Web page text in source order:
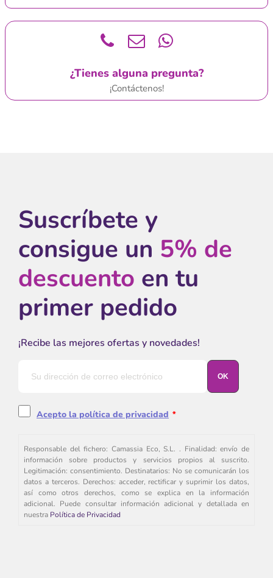
¿Tienes alguna pregunta?
¡Contáctenos!
Suscríbete y
consigue un 5% de
descuento en tu
primer pedido
¡Recibe las mejores ofertas y novedades!
Acepto la política de privacidad *
Responsable del fichero: Camassia Eco, S.L. . Finalidad: envío de
información sobre productos y servicios propios al suscrito.
Legitimación: consentimiento. Destinatarios: No se comunicarán los
datos a terceros. Derechos: acceder, rectificar y suprimir los datos,
así como otros derechos, como se explica en la información
adicional. Puede consultar información adicional y detallada en
nuestra Política de Privacidad